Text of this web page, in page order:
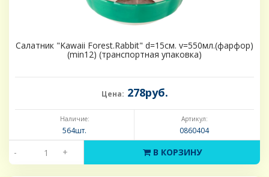
Салатник "Kawaii Forest.Rabbit" d=15см. v=550мл.(фарфор)
(min12) (транспортная упаковка)
Цена: 278руб.
Наличие:
564шт.
Артикул:
0860404
- + В КОРЗИНУ